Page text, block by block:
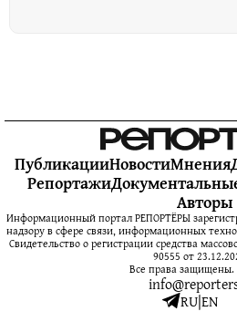
ПубликацииНовостиМнения
Репортажи
Авторы
Информационный портал РЕПОРТЁРЫ
надзору в сфере связи, информационных
Свидетельство о регистрации средства
90555 от
Все права защищены.
RU|EN